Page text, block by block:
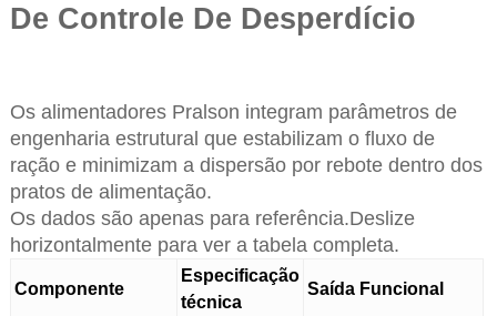
De Controle De Desperdício
Os alimentadores Pralson integram parâmetros de
engenharia estrutural que estabilizam o fluxo de
ração e minimizam a dispersão por rebote dentro dos
pratos de alimentação.
Os dados são apenas para referência.Deslize
horizontalmente para ver a tabela completa.
Componente
Especificação
técnica
Saída Funcional